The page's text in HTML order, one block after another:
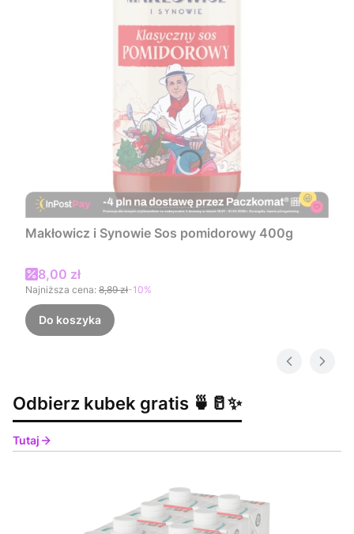
Makłowicz i Synowie Sos pomidorowy 400g
Cena promocyjna
8,00 zł
Najniższa cena: 8,89 zł-10%
Do koszyka
Odbierz kubek gratis 🍵🥛✨
Tutaj